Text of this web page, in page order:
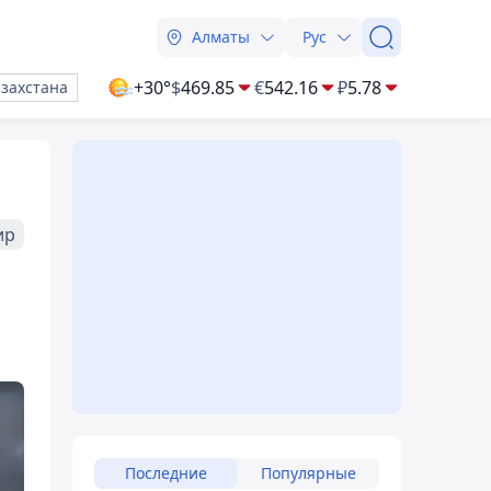
Алматы Рус
+30°$469.85 €542.16 ₽5.78
Последние Популярные